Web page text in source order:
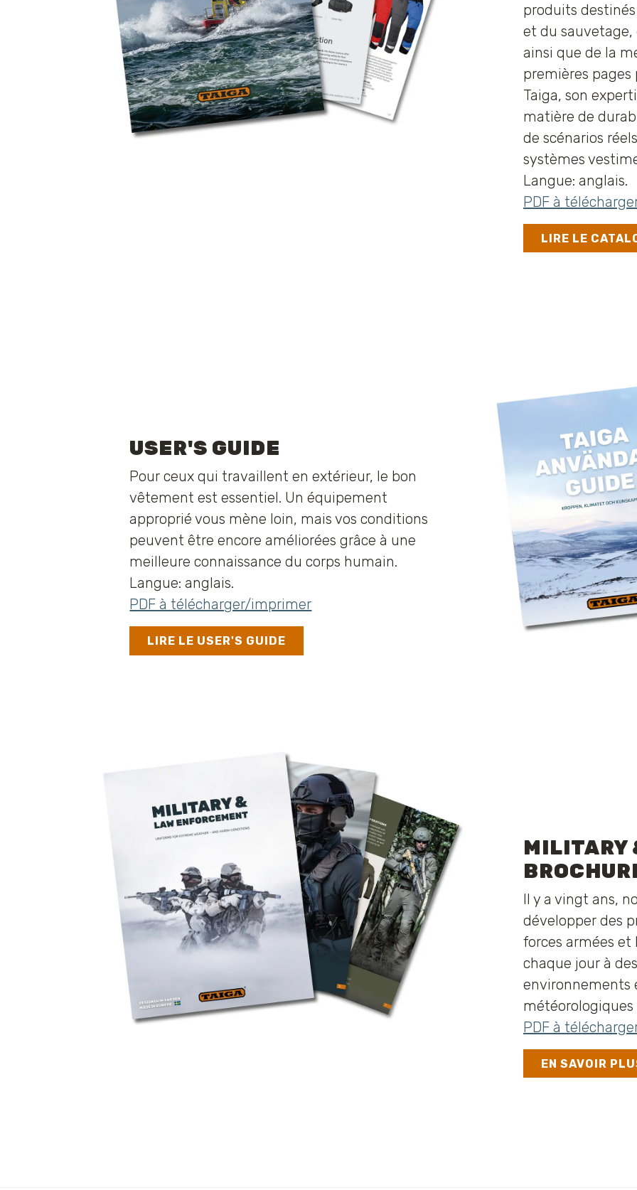
produits
et du sauvetage,
ainsi que de la
premières
Taiga, son
matière de
de scénarios
systèmes
Langue: anglais.
PDF à
LIRE LE
USER'S GUIDE
Pour ceux qui travaillent en extérieur, le bon
vêtement est essentiel. Un équipement
approprié vous mène loin, mais vos conditions
peuvent être encore améliorées grâce à une
meilleure connaissance du corps humain.
Langue: anglais.
PDF à télécharger/imprimer
LIRE LE USER'S GUIDE
MILITARY
Il y a vingt ans,
développer des
forces armées
chaque jour à
environnements
météorologiques
PDF à
EN SAVOIR